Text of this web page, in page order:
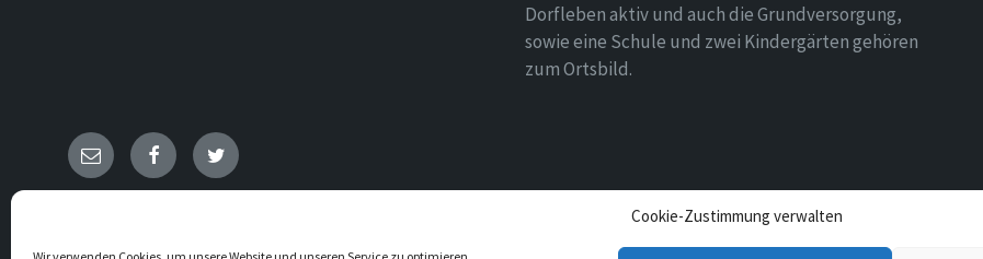
Cookie-Zustimmung verwalten
Dorfleben aktiv und auch die Grundversorgung,
sowie eine Schule und zwei Kindergärten gehören
zum Ortsbild.
E- FacebookTwitter